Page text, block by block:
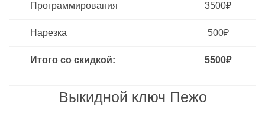
Программирования 3500₽
Нарезка 500₽
Итого со скидкой: 5500₽
Выкидной ключ Пежо